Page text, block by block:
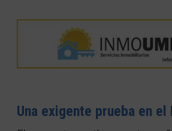
Una exigente prueba en el